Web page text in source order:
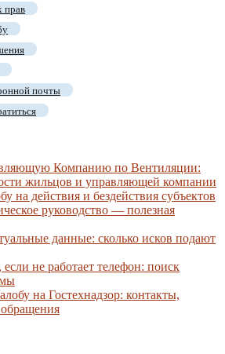
прав
почты
Компанию по Вентиляции:
жильцов и управляющей компании
на действия и бездействия субъектов
руководство — полезная
данные: сколько исков подают
если не работает телефон: поиск
на Гостехнадзор: контакты,